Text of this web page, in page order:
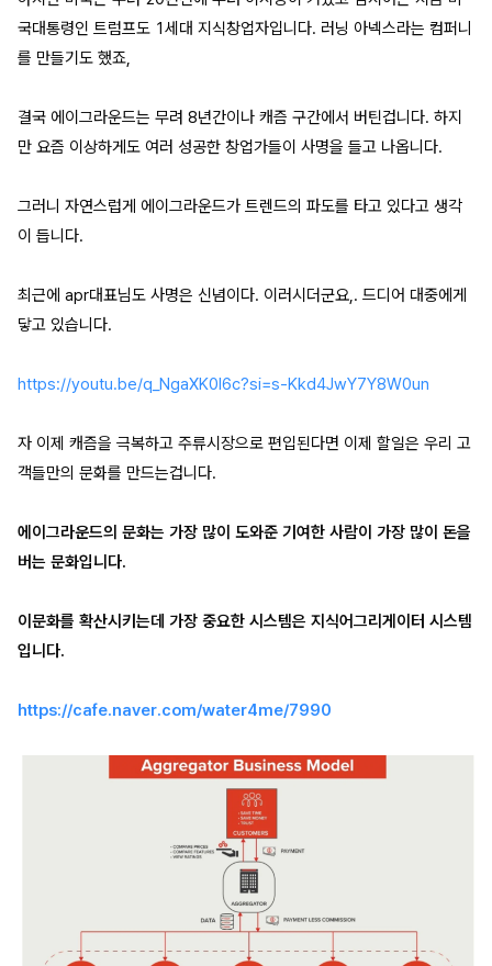
국대통령인 트럼프도 1세대 지식창업자입니다. 러닝 아넥스라는 컴퍼니
를 만들기도 했죠,
결국 에이그라운드는 무려 8년간이나 캐즘 구간에서 버틴겁니다. 하지
만 요즘 이상하게도 여러 성공한 창업가들이 사명을 들고 나옵니다.
그러니 자연스럽게 에이그라운드가 트렌드의 파도를 타고 있다고 생각
이 듭니다.
최근에 apr대표님도 사명은 신념이다. 이러시더군요,. 드디어 대중에게
닿고 있습니다.
https://youtu.be/q_NgaXK0l6c?si=s-Kkd4JwY7Y8W0un
자 이제 캐즘을 극복하고 주류시장으로 편입된다면 이제 할일은 우리 고
객들만의 문화를 만드는겁니다.
에이그라운드의 문화는 가장 많이 도와준 기여한 사람이 가장 많이 돈을
버는 문화입니다.
이문화를 확산시키는데 가장 중요한 시스템은 지식어그리게이터 시스템
입니다.
https://cafe.naver.com/water4me/7990